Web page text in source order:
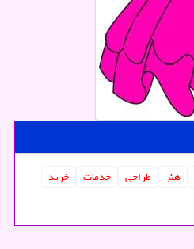
هنر طراحی خدمات
خرید